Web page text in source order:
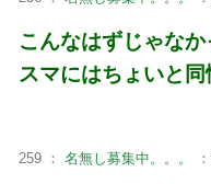
こんなはずじゃな
スマにはちょいと同
259 ： 名無し募集中。。。